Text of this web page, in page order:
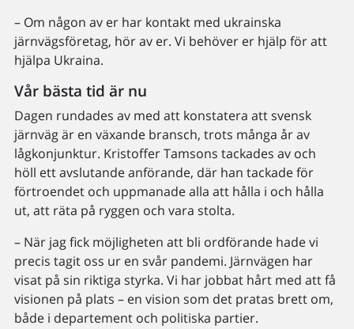
– Om någon av er har kontakt med ukrainska
järnvägsföretag, hör av er. Vi behöver er hjälp för att
hjälpa Ukraina.
Vår bästa tid är nu
Dagen rundades av med att konstatera att svensk
järnväg är en växande bransch, trots många år av
lågkonjunktur. Kristoffer Tamsons tackades av och
höll ett avslutande anförande, där han tackade för
förtroendet och uppmanade alla att hålla i och hålla
ut, att räta på ryggen och vara stolta.
– När jag fick möjligheten att bli ordförande hade vi
precis tagit oss ur en svår pandemi. Järnvägen har
visat på sin riktiga styrka. Vi har jobbat hårt med att få
visionen på plats – en vision som det pratas brett om,
både i departement och politiska partier.